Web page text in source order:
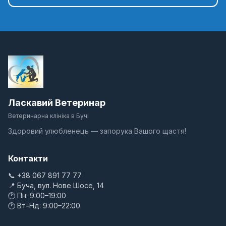
150 грн
-
Видалення кліща
100-150 грн
Ін`єкції
50 грн
Ласкавий Ветеринар
Ветеринарна клініка в Бучі
Здоровий улюбленець — запорука Вашого щастя!
Контакти
📞 +38 067 891 77 77
📍 Буча, вул. Нове Шосе, 14
🕐 Пн: 9:00–19:00
🕐 Вт–Нд: 9:00–22:00